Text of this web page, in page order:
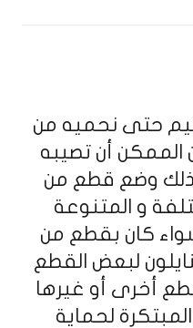
حتى نحميه من
الممكن أن تصيبه
كذلك وضع قطع من
و المتنوعة
كان بقطع من
لبعض القطع
أخرى أو غيرها
لحماية